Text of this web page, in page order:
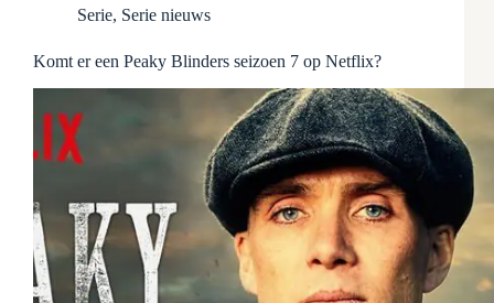
Serie, Serie nieuws
Komt er een Peaky Blinders seizoen 7 op Netflix?